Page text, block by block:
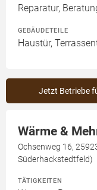
Reparatur,
GEBÄUDETEILE
Haustür,
Jetzt Betriebe
Wärme &
Ochsenweg 16,
Süderhackstedtfeld)
TÄTIGKEITEN